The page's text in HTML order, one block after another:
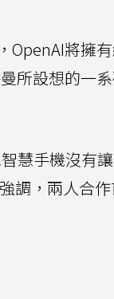
OpenAI將擁
所設想的一
慧手機沒有
調，兩人合